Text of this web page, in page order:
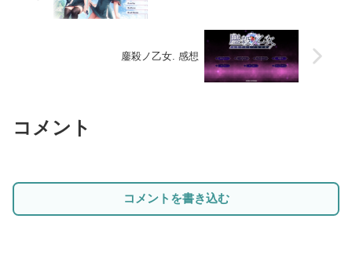
鏖殺ノ乙女. 感想
コメント
コメントを書き込む